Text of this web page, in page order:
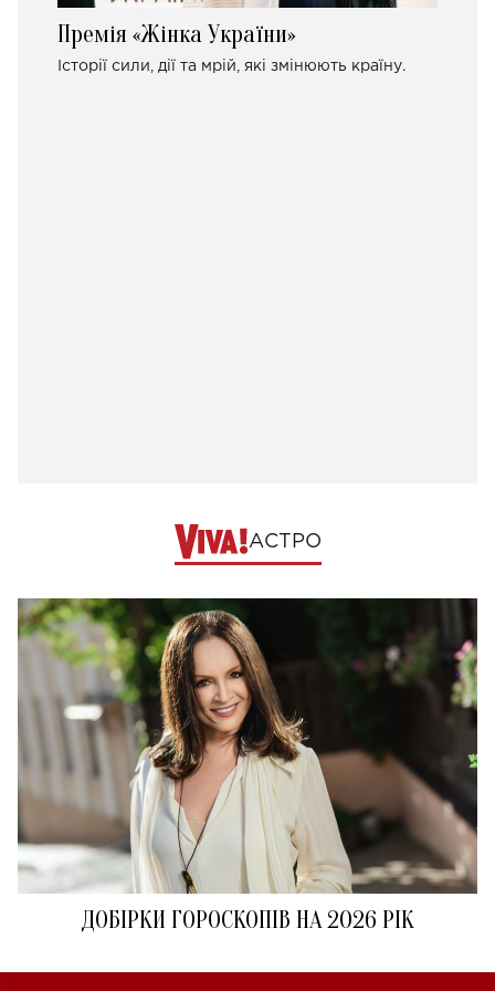
Премія «Жінка України»
Історії сили, дії та мрій, які змінюють країну.
АСТРО
ДОБІРКИ ГОРОСКОПІВ НА 2026 РІК